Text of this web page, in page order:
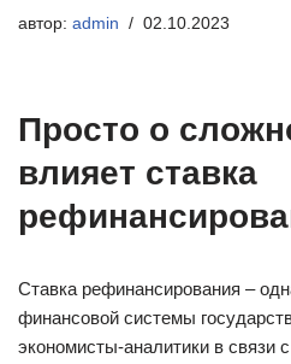
автор: admin 02.10.2023
Просто о
влияет ставка
Ставка рефинансирования –
финансовой системы
экономисты-аналитики в связи